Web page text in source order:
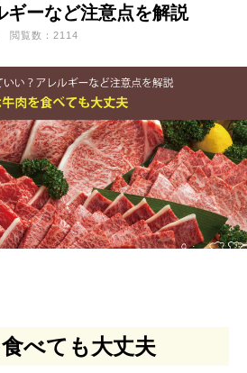
ギーなど注意点を解説
閲覧数：2114
べても大丈夫